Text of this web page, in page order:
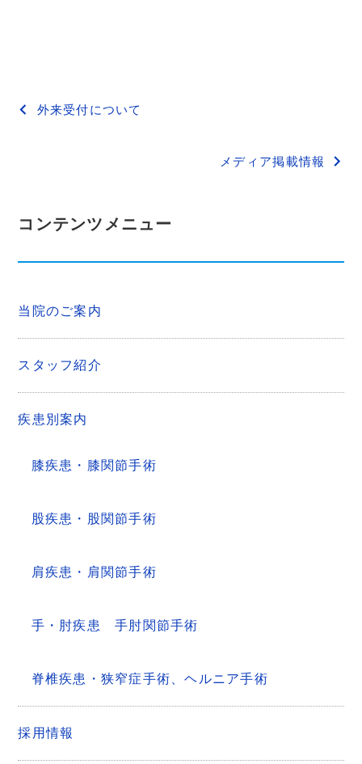
投
ゲ
ー
シ
ョ
ン
外来受付について
メディア掲載情報
コンテンツメニュー
当院のご案内
スタッフ紹介
疾患別案内
膝疾患・膝関節手術
股疾患・股関節手術
肩疾患・肩関節手術
手・肘疾患 手肘関節手術
脊椎疾患・狭窄症手術、ヘルニア手術
採用情報